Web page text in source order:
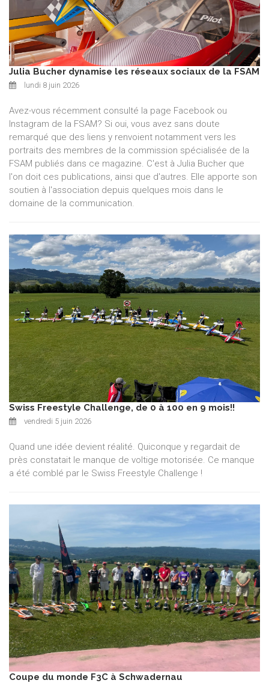
Julia Bucher dynamise les réseaux sociaux de la FSAM
lundi 8 juin 2026
Avez-vous récemment consulté la page Facebook ou
Instagram de la FSAM? Si oui, vous avez sans doute
remarqué que des liens y renvoient notamment vers les
portraits des membres de la commission spécialisée de la
FSAM publiés dans ce magazine. C'est à Julia Bucher que
l'on doit ces publications, ainsi que d'autres. Elle apporte son
soutien à l'association depuis quelques mois dans le
domaine de la communication.
Swiss Freestyle Challenge, de 0 à 100 en 9 mois!!
vendredi 5 juin 2026
Quand une idée devient réalité. Quiconque y regardait de
près constatait le manque de voltige motorisée. Ce manque
a été comblé par le Swiss Freestyle Challenge !
Coupe du monde F3C à Schwadernau